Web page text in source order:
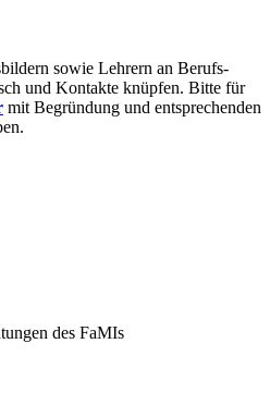
sowie Lehrern an Berufs-
und Kontakte knüpfen. Bitte für
mit Begründung und entsprechenden
des FaMIs